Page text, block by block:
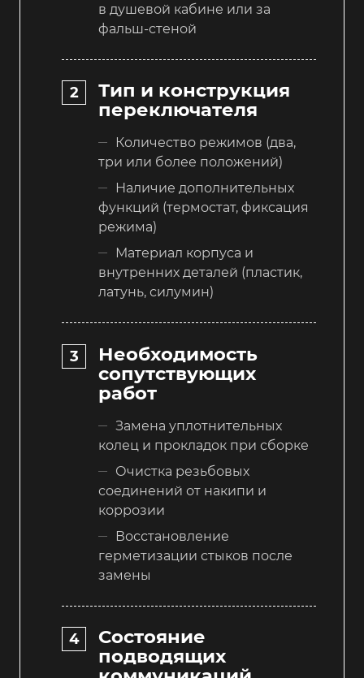
в душевой кабине или за
фальш-стеной
Тип и конструкция
переключателя
Количество режимов (два,
три или более положений)
Наличие дополнительных
функций (термостат, фиксация
режима)
Материал корпуса и
внутренних деталей (пластик,
латунь, силумин)
Необходимость
сопутствующих
работ
Замена уплотнительных
колец и прокладок при сборке
Очистка резьбовых
соединений от накипи и
коррозии
Восстановление
герметизации стыков после
замены
Состояние
подводящих